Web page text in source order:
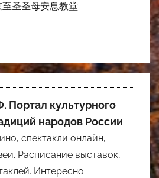
至圣圣母安息教堂
Портал культурного
народов России
спектакли онлайн,
Расписание выставок,
Интересно